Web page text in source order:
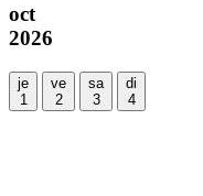
oct
2026
je
1
ve
2
sa
3
di
4